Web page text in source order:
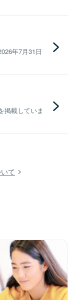
年7月31日
掲載していま
て